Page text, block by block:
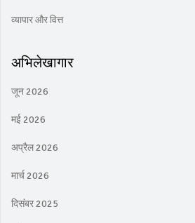
व्यापार और वित्त
अभिलेखागार
जून 2026
मई 2026
अप्रैल 2026
मार्च 2026
दिसंबर 2025